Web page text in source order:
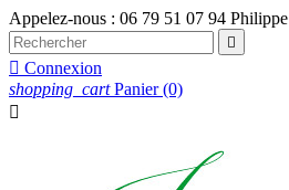
Appelez-nous : 06 79 51 07 94 Philippe

 Connexion
shopping_cart Panier (0)
